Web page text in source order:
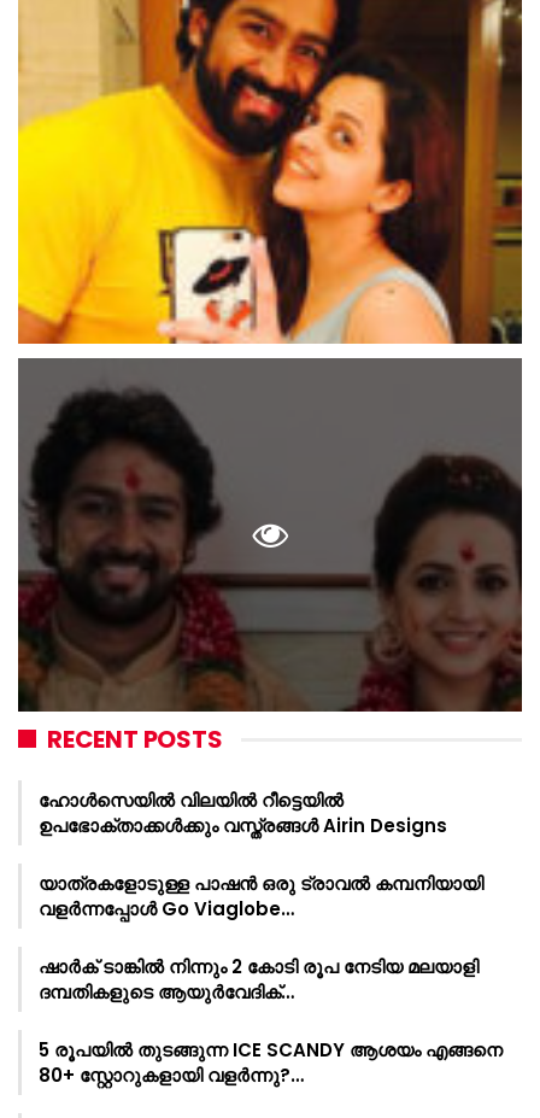
RECENT POSTS
ഹോൾസെയിൽ വിലയിൽ റീട്ടെയിൽ
ഉപഭോക്താക്കൾക്കും വസ്ത്രങ്ങൾ Airin Designs
യാത്രകളോടുള്ള പാഷൻ ഒരു ട്രാവൽ കമ്പനിയായി
വളർന്നപ്പോൾ Go Viaglobe…
ഷാർക്‌ ടാങ്കിൽ നിന്നും 2 കോടി രൂപ നേടിയ മലയാളി
ദമ്പതികളുടെ ആയുർവേദിക്…
5 രൂപയിൽ തുടങ്ങുന്ന ICE SCANDY ആശയം എങ്ങനെ
80+ സ്റ്റോറുകളായി വളർന്നു?…